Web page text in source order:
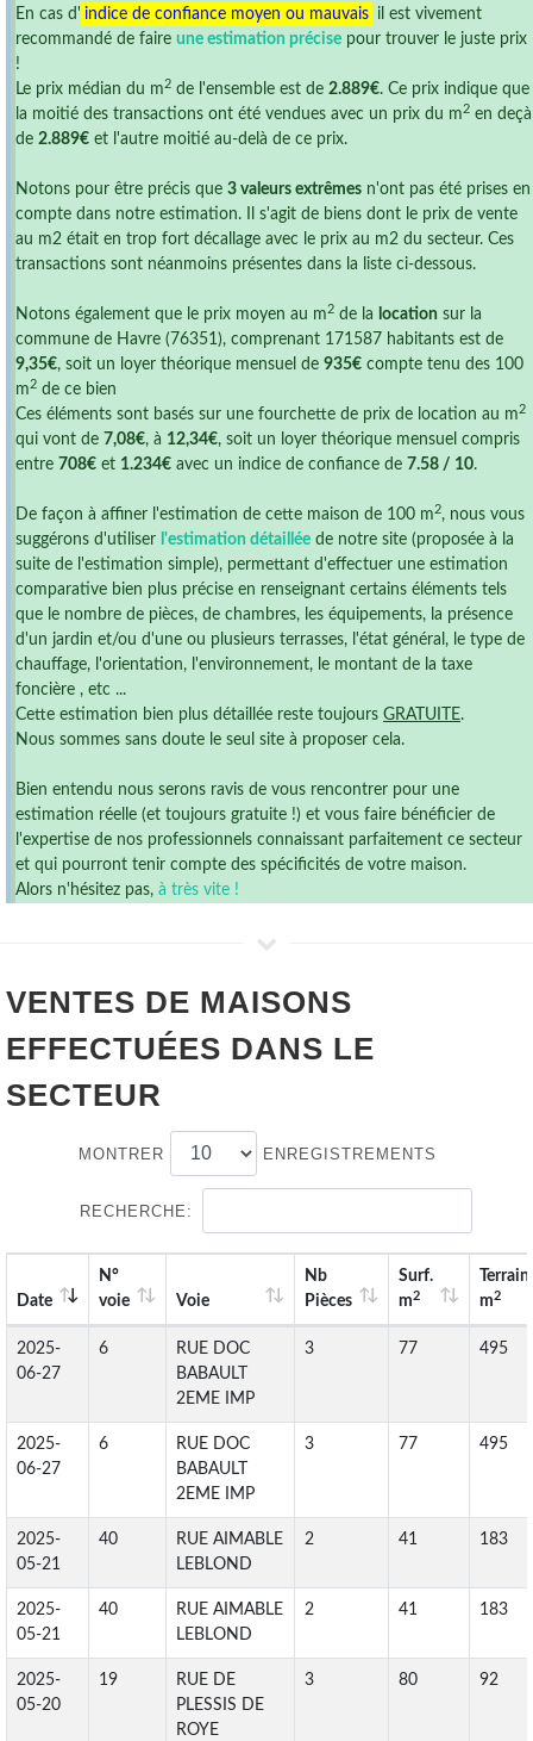
En cas d' indice de confiance moyen ou mauvais il est vivement
recommandé de faire une estimation précise pour trouver le juste prix
!
Le prix médian du m 2 de l'ensemble est de 2.889€. Ce prix indique que
la moitié des transactions ont été vendues avec un prix du m 2 en deçà
de 2.889€ et l'autre moitié au-delà de ce prix.
Notons pour être précis que 3 valeurs extrêmes n'ont pas été prises en
compte dans notre estimation. Il s'agit de biens dont le prix de vente
au m2 était en trop fort décallage avec le prix au m2 du secteur. Ces
transactions sont néanmoins présentes dans la liste ci-dessous.
Notons également que le prix moyen au m 2 de la location sur la
commune de Havre (76351), comprenant 171587 habitants est de
9,35€, soit un loyer théorique mensuel de 935€ compte tenu des 100
m 2 de ce bien
Ces éléments sont basés sur une fourchette de prix de location au m 2
qui vont de 7,08€, à 12,34€, soit un loyer théorique mensuel compris
entre 708€ et 1.234€ avec un indice de confiance de 7.58 / 10.
De façon à affiner l'estimation de cette maison de 100 m 2, nous vous
suggérons d'utiliser l'estimation détaillée de notre site (proposée à la
suite de l'estimation simple), permettant d'effectuer une estimation
comparative bien plus précise en renseignant certains éléments tels
que le nombre de pièces, de chambres, les équipements, la présence
d'un jardin et/ou d'une ou plusieurs terrasses, l'état général, le type de
chauffage, l'orientation, l'environnement, le montant de la taxe
foncière , etc ...
Cette estimation bien plus détaillée reste toujours GRATUITE.
Nous sommes sans doute le seul site à proposer cela.
Bien entendu nous serons ravis de vous rencontrer pour une
estimation réelle (et toujours gratuite !) et vous faire bénéficier de
l'expertise de nos professionnels connaissant parfaitement ce secteur
et qui pourront tenir compte des spécificités de votre maison.
Alors n'hésitez pas, à très vite !
VENTES DE MAISONS
EFFECTUÉES DANS LE
SECTEUR
MONTRER ENREGISTREMENTS
RECHERCHE:
Date
N°
voie
Voie
Nb
Pièces
Surf.
m2
Terrain
m2
2025-
06-27
6
RUE DOC
BABAULT
2EME IMP
3 77 495
2025-
06-27
6
RUE DOC
BABAULT
2EME IMP
3 77 495
2025-
05-21
40
RUE AIMABLE
LEBLOND
2 41 183
2025-
05-21
40
RUE AIMABLE
LEBLOND
2 41 183
2025-
05-20
19
RUE DE
PLESSIS DE
ROYE
3 80 92